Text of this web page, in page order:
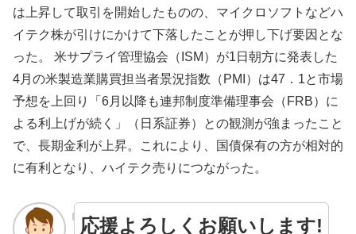
は上昇して取引を開始したものの、マイクロソフトなどハ
イテク株が引けにかけて下落したことが押し下げ要因とな
った。 米サプライ管理協会（ISM）が1日朝方に発表した
4月の米製造業購買担当者景況指数（PMI）は47．1と市場
予想を上回り「6月以降も連邦制度準備理事会（FRB）に
よる利上げが続く」（日系証券）との観測が強まったこと
で、長期金利が上昇。これにより、国債保有の方が相対的
に有利となり、ハイテク売りにつながった。
応援よろしくお願いします!